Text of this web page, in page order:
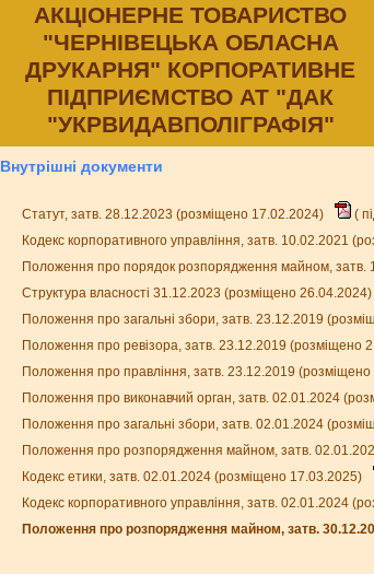
АКЦIОНЕРНЕ ТОВАРИСТВО
"ЧЕРНIВЕЦЬКА ОБЛАСНА
ДРУКАРНЯ" КОРПОРАТИВНЕ
ПIДПРИЄМСТВО АТ "ДАК
"УКРВИДАВПОЛIГРАФIЯ"
Внутрішні документи
Статут, затв. 28.12.2023 (розміщено 17.02.2024) (
Кодекс корпоративного управління, затв. 10.02.2021
Положення про порядок розпорядження майном, затв.
Структура власності 31.12.2023 (розміщено 26.04.2024)
Положення про загальні збори, затв. 23.12.2019
Положення про ревізора, затв. 23.12.2019 (розміщено
Положення про правління, затв. 23.12.2019
Положення про виконавчий орган, затв. 02.01.2024
Положення про загальні збори, затв. 02.01.2024
Положення про розпорядження майном, затв.
Кодекс етики, затв. 02.01.2024 (розміщено 17.03.2025)
Кодекс корпоративного управління, затв. 02.01.2024
Положення про розпорядження майном, затв.